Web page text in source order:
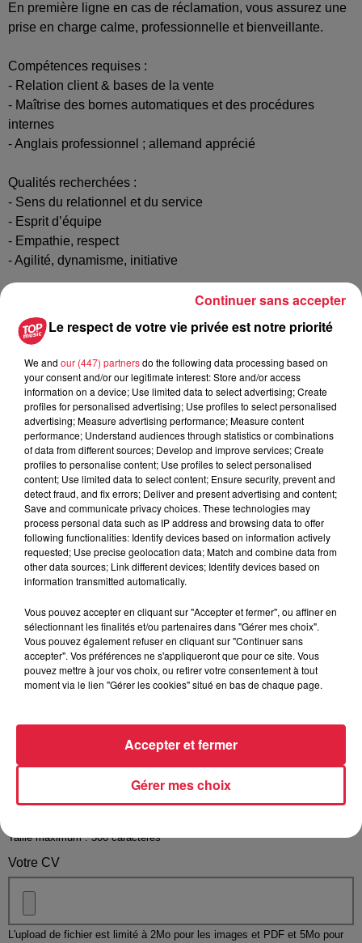
En première ligne en cas de réclamation, vous assurez une
prise en charge calme, professionnelle et bienveillante.
Compétences requises :
- Relation client & bases de la vente
- Maîtrise des bornes automatiques et des procédures
internes
- Anglais professionnel ; allemand apprécié
Qualités recherchées :
- Sens du relationnel et du service
- Esprit d’équipe
- Empathie, respect
- Agilité, dynamisme, initiative
Postulez à l'offre : Agent de quai (H/F) chez
Votre nom*
Votre e-mail*
Votre n° de téléphone*
Taille maximum : 500 caractères
Votre CV
L'upload de fichier est limité à 2Mo pour les images et PDF et 5Mo pour
Le respect de votre vie privée est notre priorité
We and our (447) partnersdo the following data processing based on
your consent and/or our legitimate interest: Store and/or access
information on a device; Use limited data to select advertising; Create
profiles for personalised advertising; Use profiles to select personalised
advertising; Measure advertising performance; Measure content
performance; Understand audiences through statistics or combinations
of data from different sources; Develop and improve services; Create
profiles to personalise content; Use profiles to select personalised
content; Use limited data to select content; Ensure security, prevent and
detect fraud, and fix errors; Deliver and present advertising and content;
Save and communicate privacy choices. These technologies may
process personal data such as IP address and browsing data to offer
following functionalities: Identify devices based on information actively
requested; Use precise geolocation data; Match and combine data from
other data sources; Link different devices; Identify devices based on
information transmitted automatically.
Vous pouvez accepter en cliquant sur "Accepter et fermer", ou affiner en
sélectionnant les finalités et/ou partenaires dans "Gérer mes choix".
Vous pouvez également refuser en cliquant sur "Continuer sans
accepter". Vos préférences ne s'appliqueront que pour ce site. Vous
pouvez mettre à jour vos choix, ou retirer votre consentement à tout
moment via le lien "Gérer les cookies" situé en bas de chaque page.
Gérer mes choix
Accepter et fermer
Continuer sans accepter